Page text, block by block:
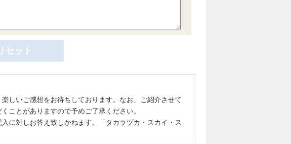
しいご感想をお待ちしております。なお、ご紹介させて
ことがありますので予めご了承ください。
に対しお答え致しかねます。「タカラヅカ・スカイ・ス